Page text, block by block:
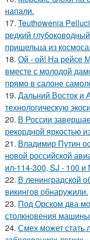
напали.
17. Teuthowenia
редкий
пришельца из космоса.
18. Ой - ой! На рейсе
вместе с молодой
прямо в салоне
19. Дальний Восток и
технологическую
20. В России
рекордной яркостью
21. Владимир Путин
новой российской
ил-114-300, SJ - 100
22. В ленинградской
викингов обнаружили.
23. Под Орском два
столкновения
24. Смех может стать